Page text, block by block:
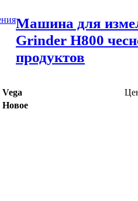
Машина для
Grinder H800
продуктов
Vega
Новое